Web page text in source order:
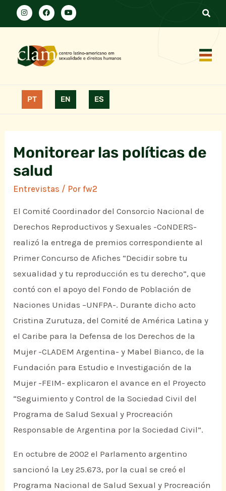
PT EN ES
Monitorear las políticas de
salud
Entrevistas / Porfw2
El Comité Coordinador del Consorcio Nacional de
Derechos Reproductivos y Sexuales -CoNDERS-
realizó la entrega de premios correspondiente al
Primer Concurso de Afiches “Decidir sobre tu
sexualidad y tu reproducción es tu derecho”, que
contó con el apoyo del Fondo de Población de
Naciones Unidas –UNFPA-. Durante dicho acto
Cristina Zurutuza, del Comité de América Latina y
el Caribe para la Defensa de los Derechos de la
Mujer -CLADEM Argentina- y Mabel Bianco, de la
Fundación para Estudio e Investigación de la
Mujer -FEIM- explicaron el avance en el Proyecto
“Seguimiento y Control de la Sociedad Civil del
Programa de Salud Sexual y Procreación
Responsable de Argentina por la Sociedad Civil”.
En octubre de 2002 el Parlamento argentino
sancionó la Ley 25.673, por la cual se creó el
Programa Nacional de Salud Sexual y Procreación